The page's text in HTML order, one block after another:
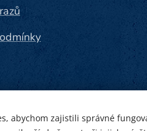
abychom zajistili správné